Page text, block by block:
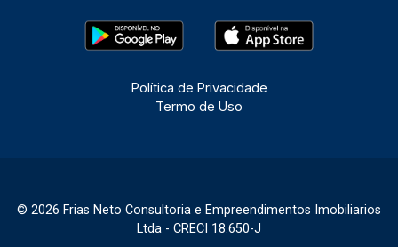
Política de Privacidade
Termo de Uso
© 2026 Frias Neto Consultoria e Empreendimentos Imobiliarios
Ltda - CRECI 18.650-J